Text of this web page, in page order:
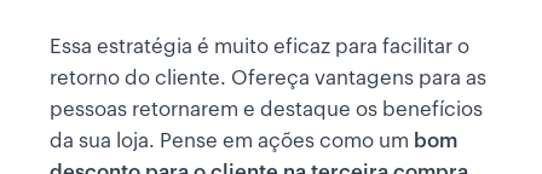
Essa estratégia é muito eficaz para facilitar o
retorno do cliente. Ofereça vantagens para as
pessoas retornarem e destaque os benefícios
da sua loja. Pense em ações como um bom